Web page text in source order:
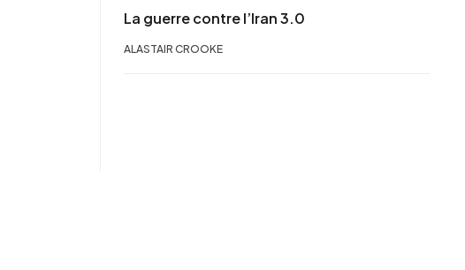
La guerre contre l’Iran 3.0
ALASTAIR CROOKE